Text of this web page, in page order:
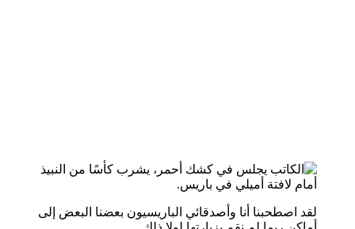
لقد اصطحبنا أنا وأصدقائي الباريسيون بعضنا البعض إلى